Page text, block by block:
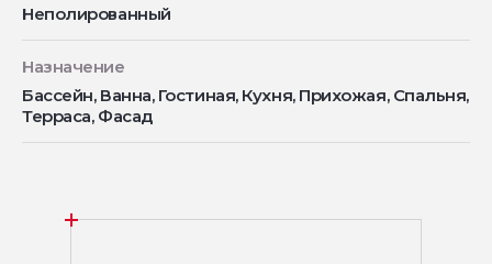
Неполированный
Назначение
Бассейн, Ванна, Гостиная, Кухня, Прихожая, Спальня,
Терраса, Фасад